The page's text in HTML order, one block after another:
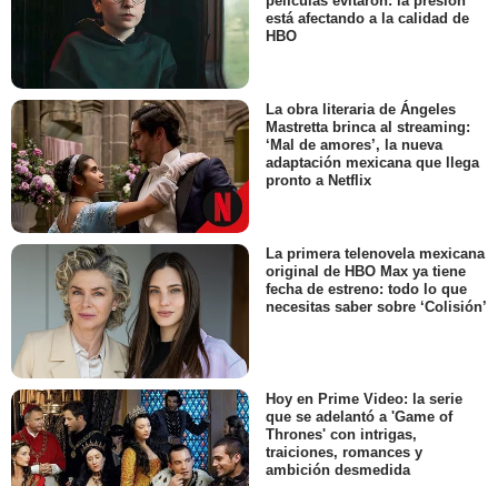
está afectando a la calidad de
HBO
La obra literaria de Ángeles
Mastretta brinca al streaming:
‘Mal de amores’, la nueva
adaptación mexicana que llega
pronto a Netflix
La primera telenovela mexicana
original de HBO Max ya tiene
fecha de estreno: todo lo que
necesitas saber sobre ‘Colisión’
Hoy en Prime Video: la serie
que se adelantó a 'Game of
Thrones' con intrigas,
traiciones, romances y
ambición desmedida